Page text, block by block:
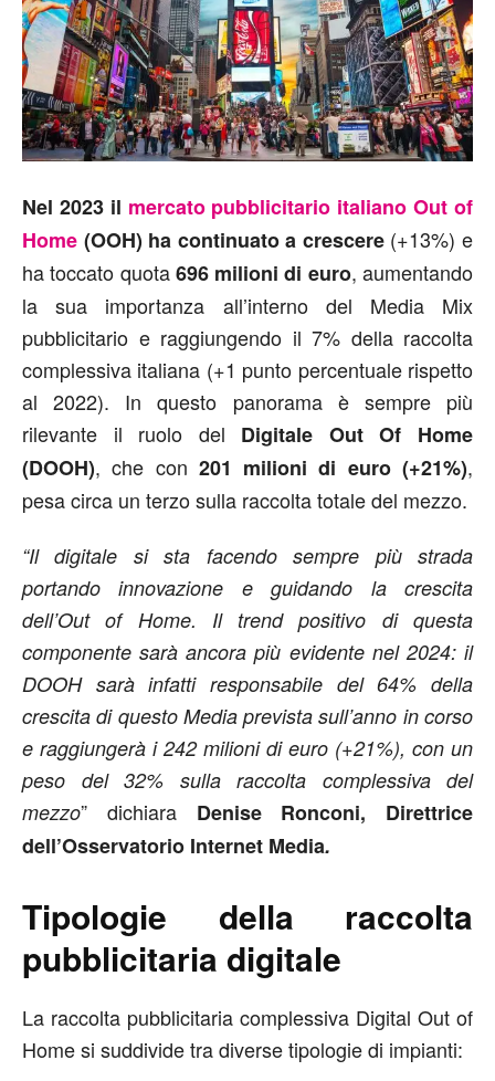
Nel 2023 il mercato pubblicitario italiano Out of
Home (OOH) ha continuato a crescere(+13%) e
ha toccato quota696 milioni di euro, aumentando
la sua importanza all’interno del Media Mix
pubblicitario e raggiungendo il 7% della raccolta
complessiva italiana (+1 punto percentuale rispetto
al 2022). In questo panorama è sempre più
rilevante il ruolo del Digitale Out Of Home
(DOOH), che con 201 milioni di euro (+21%),
pesa circa un terzo sulla raccolta totale del mezzo.
“Il digitale si sta facendo sempre più strada
portando innovazione e guidando la crescita
dell’Out of Home. Il trend positivo di questa
componente sarà ancora più evidente nel 2024: il
DOOH sarà infatti responsabile del 64% della
crescita di questo Media prevista sull’anno in corso
e raggiungerà i 242 milioni di euro (+21%), con un
peso del 32% sulla raccolta complessiva del
mezzo” dichiara Denise Ronconi, Direttrice
dell’Osservatorio Internet Media.
Tipologie della raccolta
pubblicitaria digitale
La raccolta pubblicitaria complessiva Digital Out of
Home si suddivide tra diverse tipologie di impianti: